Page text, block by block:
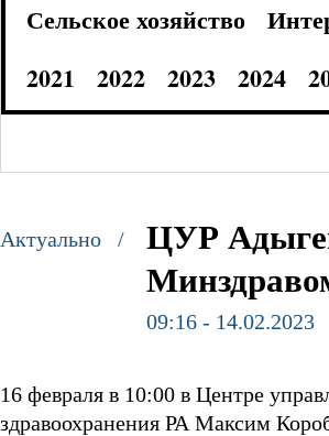
Сельское хозяйство
2021
2022 2023 2024
Актуально /
ЦУР
09:16 - 14.02.2023
16 февраля в 10:00 в Центре
здравоохранения РА Максим